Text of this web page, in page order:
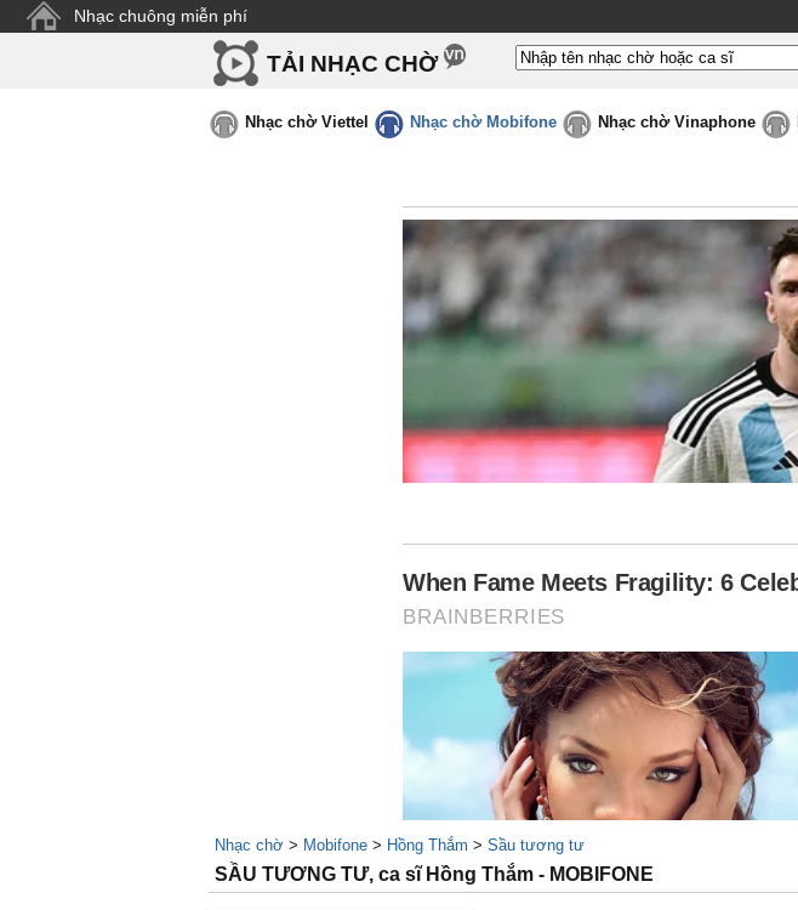
Nhạc chuông miễn phí
TẢI NHẠC CHỜ
Nhạc chờ Viettel Nhạc chờ Mobifone Nhạc chờ Vinaphone
Nhạc chờ > Mobifone > Hồng Thắm > Sầu tương tư
SẦU TƯƠNG TƯ, ca sĩ Hồng Thắm - MOBIFONE